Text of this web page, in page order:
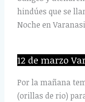
hindúes que se
Noche en
12 de marzo
Por la mañana
(orillas de rio)